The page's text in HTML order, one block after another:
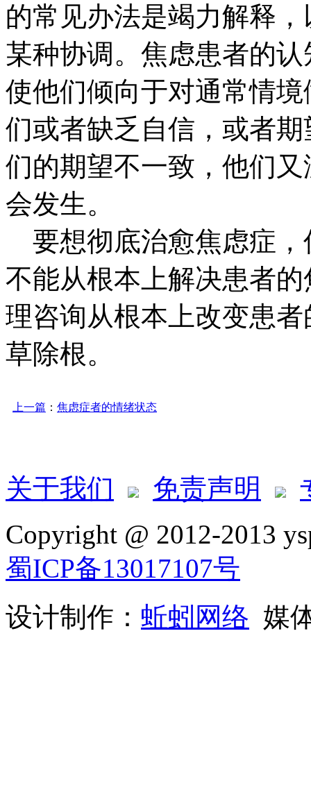
的常见办法是竭力解释
某种协调。焦虑患者的
使他们倾向于对通常情
们或者缺乏自信，或者
们的期望不一致，他们
会发生。
要想彻底治愈焦虑症，
不能从根本上解决患者
理咨询从根本上改变患
草除根。
上一篇 ： 焦虑症者的情绪状态
关于我们 免责声明
Copyright @ 2012-2013
蜀ICP备13017107号
设计制作： 蚯蚓网络 媒